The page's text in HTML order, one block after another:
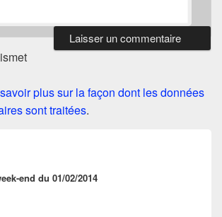
plus sur la façon dont les données
sont traitées.
:
end du 01/02/2014